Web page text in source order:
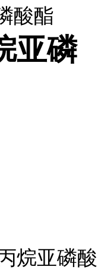
酸酯
亚磷
烷亚磷酸